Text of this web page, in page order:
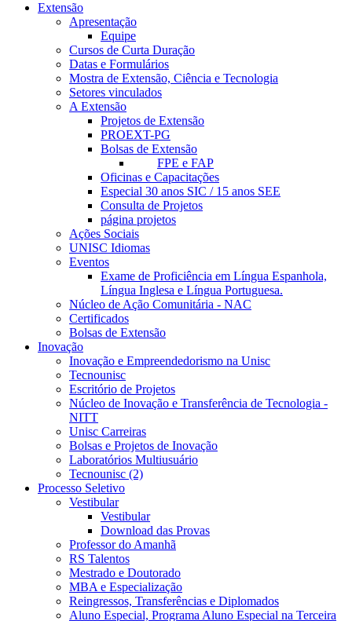
Extensão
Apresentação
Equipe
Cursos de Curta Duração
Datas e Formulários
Mostra de Extensão, Ciência e Tecnologia
Setores vinculados
A Extensão
Projetos de Extensão
PROEXT-PG
Bolsas de Extensão
FPE e FAP
Oficinas e Capacitações
Especial 30 anos SIC / 15 anos SEE
Consulta de Projetos
página projetos
Ações Sociais
UNISC Idiomas
Eventos
Exame de Proficiência em Língua Espanhola,
Língua Inglesa e Língua Portuguesa.
Núcleo de Ação Comunitária - NAC
Certificados
Bolsas de Extensão
Inovação
Inovação e Empreendedorismo na Unisc
Tecnounisc
Escritório de Projetos
Núcleo de Inovação e Transferência de Tecnologia -
NITT
Unisc Carreiras
Bolsas e Projetos de Inovação
Laboratórios Multiusuário
Tecnounisc (2)
Processo Seletivo
Vestibular
Vestibular
Download das Provas
Professor do Amanhã
RS Talentos
Mestrado e Doutorado
MBA e Especialização
Reingressos, Transferências e Diplomados
Aluno Especial, Programa Aluno Especial na Terceira